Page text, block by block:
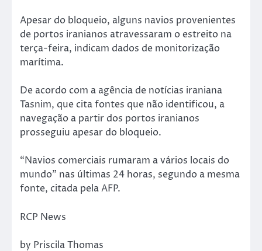
Apesar do bloqueio, alguns navios provenientes
de portos iranianos atravessaram o estreito na
terça-feira, indicam dados de monitorização
marítima.
De acordo com a agência de notícias iraniana
Tasnim, que cita fontes que não identificou, a
navegação a partir dos portos iranianos
prosseguiu apesar do bloqueio.
“Navios comerciais rumaram a vários locais do
mundo” nas últimas 24 horas, segundo a mesma
fonte, citada pela AFP.
RCP News
by Priscila Thomas